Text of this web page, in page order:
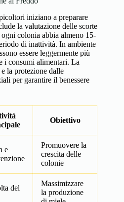
iniziano a preparare
la valutazione delle scorte
colonia abbia almeno 15-
di inattività. In ambiente
essere leggermente più
i consumi alimentari. La
la protezione dalle
per garantire il benessere
Obiettivo
e
Promuovere la
crescita delle
colonie
del
Massimizzare
la produzione